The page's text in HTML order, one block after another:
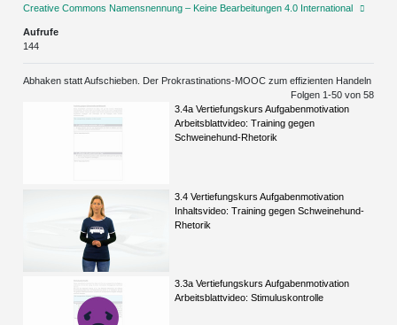
Creative Commons Namensnennung – Keine Bearbeitungen 4.0 International
Aufrufe
144
Abhaken statt Aufschieben. Der Prokrastinations-MOOC zum effizienten Handeln
Folgen 1-50von 58
3.4a Vertiefungskurs Aufgabenmotivation
Arbeitsblattvideo: Training gegen
Schweinehund-Rhetorik
3.4 Vertiefungskurs Aufgabenmotivation
Inhaltsvideo: Training gegen Schweinehund-
Rhetorik
3.3a Vertiefungskurs Aufgabenmotivation
Arbeitsblattvideo: Stimuluskontrolle